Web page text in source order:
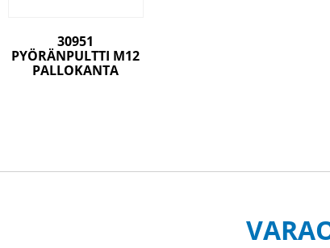
30951
PYÖRÄNPULTTI M12
PALLOKANTA